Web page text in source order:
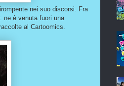
nei suo discorsi. Fra
ne è venuta fuori una
al Cartoomics.